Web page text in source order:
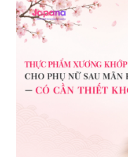
Viên uống bổ não Ribeto
| 57.920
1.450.000 đ